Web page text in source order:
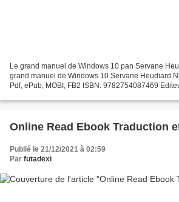
Le grand manuel de Windows 10 pan Servane
grand manuel de Windows 10 Servane Heudiard
Pdf, ePub, MOBI, FB2 ISBN: 9782754087469
Online Read Ebook Traduction
Publié le 21/12/2021 à 02:59
Par futadexi